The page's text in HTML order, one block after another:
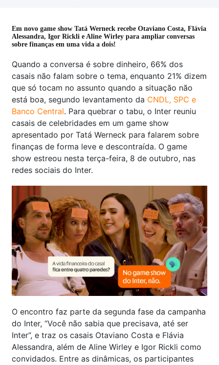
Em novo game show Tatá Werneck recebe Otaviano Costa, Flávia
Alessandra, Igor Rickli e Aline Wirley para ampliar conversas
sobre finanças em uma vida a dois!
Quando a conversa é sobre dinheiro, 66% dos
casais não falam sobre o tema, enquanto 21% dizem
que só tocam no assunto quando a situação não
está boa, segundo levantamento da CNDL, SPC e
Banco Central. Para quebrar o tabu, o Inter reuniu
casais de celebridades em um game show
apresentado por Tatá Werneck para falarem sobre
finanças de forma leve e descontraída. O game
show estreou nesta terça-feira, 8 de outubro, nas
redes sociais do Inter.
O encontro faz parte da segunda fase da campanha
do Inter, “Você não sabia que precisava, até ser
Inter”, e traz os casais Otaviano Costa e Flávia
Alessandra, além de Aline Wirley e Igor Rickli como
convidados. Entre as dinâmicas, os participantes